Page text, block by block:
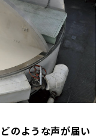
どのような声が届い